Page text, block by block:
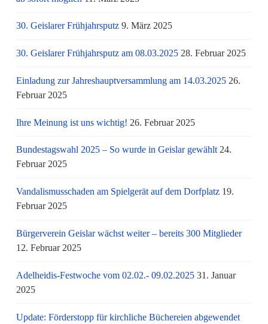
30. Geislarer Frühjahrsputz 9. März 2025
30. Geislarer Frühjahrsputz am 08.03.2025 28. Februar 2025
Einladung zur Jahreshauptversammlung am 14.03.2025 26.
Februar 2025
Ihre Meinung ist uns wichtig! 26. Februar 2025
Bundestagswahl 2025 – So wurde in Geislar gewählt 24.
Februar 2025
Vandalismusschaden am Spielgerät auf dem Dorfplatz 19.
Februar 2025
Bürgerverein Geislar wächst weiter – bereits 300 Mitglieder
12. Februar 2025
Adelheidis-Festwoche vom 02.02.- 09.02.2025 31. Januar
2025
Update: Förderstopp für kirchliche Büchereien abgewendet